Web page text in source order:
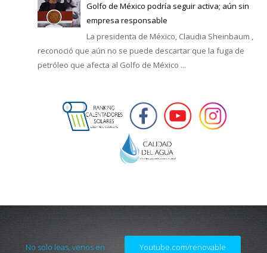
Golfo de México podría seguir activa; aún sin
empresa responsable
La presidenta de México, Claudia Sheinbaum ,
reconoció que aún no se puede descartar que la fuga de
petróleo que afecta al Golfo de México ...
No solo leas, venos en Youtube.com/renovable